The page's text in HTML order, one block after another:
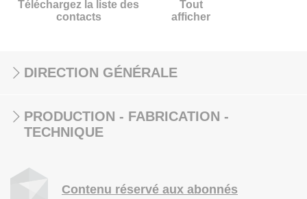
Téléchargez la liste des
contacts
Tout
afficher
DIRECTION GÉNÉRALE
PRODUCTION - FABRICATION -
TECHNIQUE
Contenu réservé aux abonnés